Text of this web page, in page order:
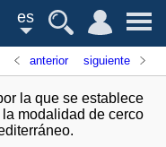
es
anterior siguiente
la que se establece
modalidad de cerco